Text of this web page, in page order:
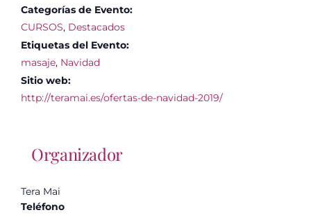
Categorías de Evento:
CURSOS, Destacados
Etiquetas del Evento:
masaje, Navidad
Sitio web:
http://teramai.es/ofertas-de-navidad-2019/
Organizador
Tera Mai
Teléfono